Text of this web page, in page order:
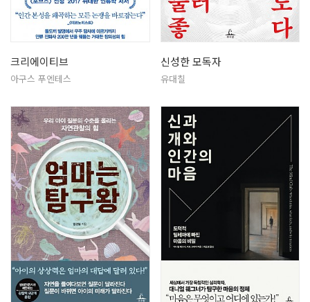
크리에이티브
아구스 푸엔테스
신성한 모독자
유대칠